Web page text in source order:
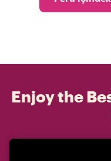
Enjoy the